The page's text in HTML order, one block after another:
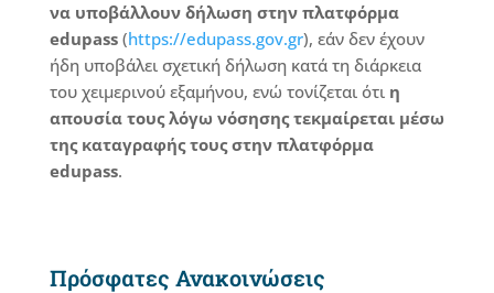
να υποβάλλουν δήλωση στην πλατφόρμα
edupass (https://edupass.gov.gr), εάν δεν έχουν
ήδη υποβάλει σχετική δήλωση κατά τη διάρκεια
του χειμερινού εξαμήνου, ενώ τονίζεται ότι η
απουσία τους λόγω νόσησης τεκμαίρεται μέσω
της καταγραφής τους στην πλατφόρμα
edupass.
Πρόσφατες Ανακοινώσεις